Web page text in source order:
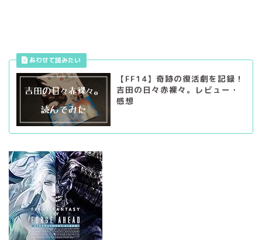
【FF14】奇跡の復活劇を記録！
吉田の日々赤裸々。レビュー・
感想